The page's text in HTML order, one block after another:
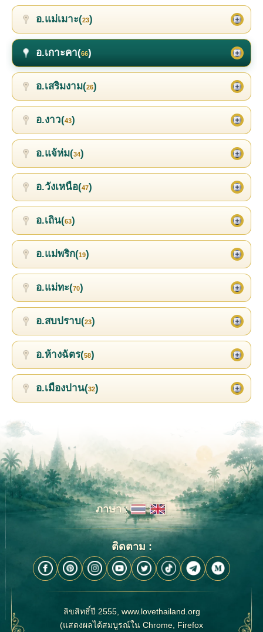
อ.แม่เมาะ(23)
อ.เกาะคา(66)
อ.เสริมงาม(26)
อ.งาว(43)
อ.แจ้ห่ม(34)
อ.วังเหนือ(47)
อ.เถิน(63)
อ.แม่พริก(19)
อ.แม่ทะ(70)
อ.สบปราบ(23)
อ.ห้างฉัตร(58)
อ.เมืองปาน(32)
ภาษา :
ติดตาม :
ลิขสิทธิ์ปี 2555, www.lovethailand.org
(แสดงผลได้สมบูรณ์ใน Chrome, Firefox